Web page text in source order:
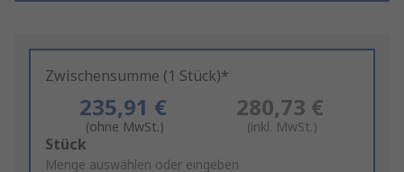
Zwischensumme (1 Stück)*
235,91 €
(ohne MwSt.)
280,73 €
(inkl. MwSt.)
Add
to
Stück
Menge auswählen oder eingeben